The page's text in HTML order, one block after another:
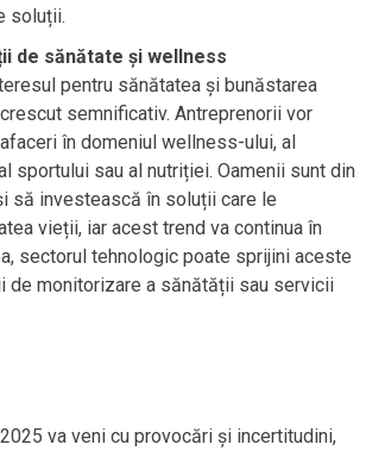
soluții.
de sănătate și wellness
pentru sănătatea și bunăstarea
semnificativ. Antreprenorii vor
în domeniul wellness-ului, al
sportului sau al nutriției. Oamenii sunt din
să investească în soluții care le
vieții, iar acest trend va continua în
sectorul tehnologic poate sprijini aceste
de monitorizare a sănătății sau servicii
va veni cu provocări și incertitudini,